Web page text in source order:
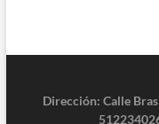
Dirección: Calle